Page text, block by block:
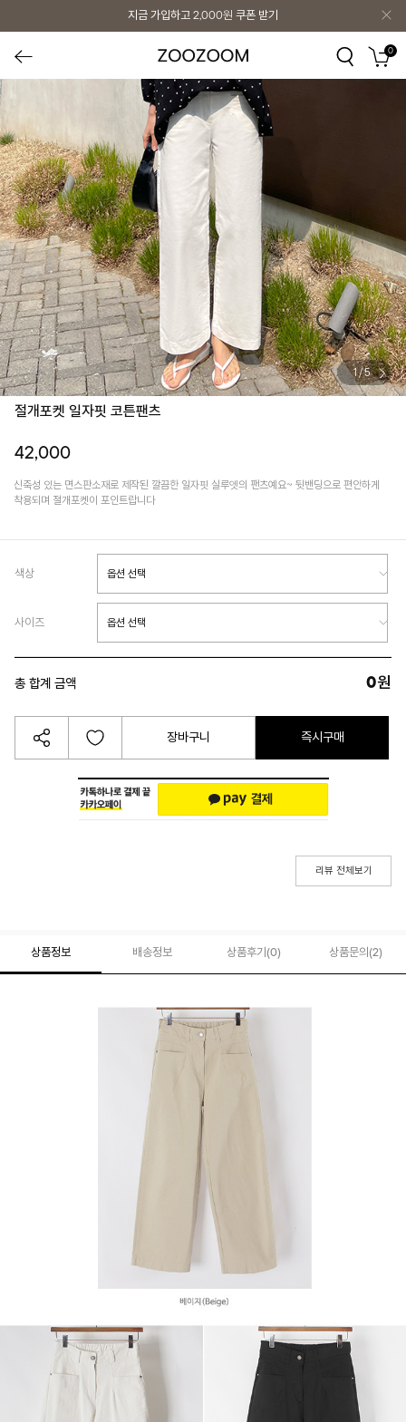
지금 가입하고 2,000원 쿠폰 받기
0
1/5
절개포켓 일자핏 코튼팬츠
42,000
신축성 있는 면스판소재로 제작된 깔끔한 일자핏 실루엣의 팬츠예요~ 뒷밴딩으로 편안하게
착용되며 절개포켓이 포인트랍니다
색상
사이즈
총 합계 금액 0원
장바구니 즉시구매
리뷰 전체보기
상품정보 배송정보 상품후기(0) 상품문의 (2)